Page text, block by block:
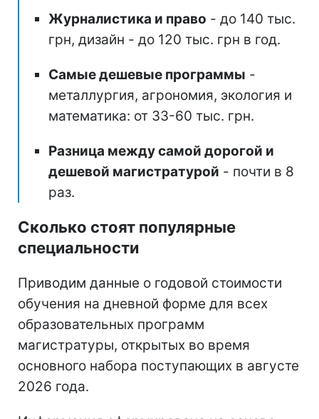
Журналистика и право - до 140 тыс.
грн, дизайн - до 120 тыс. грн в год.
Самые дешевые программы -
металлургия, агрономия, экология и
математика: от 33-60 тыс. грн.
Разница между самой дорогой и
дешевой магистратурой - почти в 8
раз.
Сколько стоят популярные
специальности
Приводим данные о годовой стоимости
обучения на дневной форме для всех
образовательных программ
магистратуры, открытых во время
основного набора поступающих в августе
2026 года.